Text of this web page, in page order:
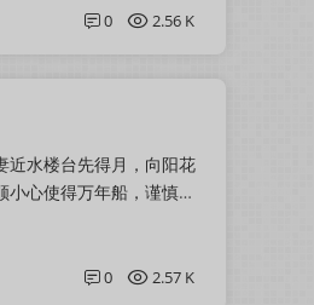
0 2.56 K
近水楼台先得月，向阳花
心使得万年船，谨慎能
0 2.57 K